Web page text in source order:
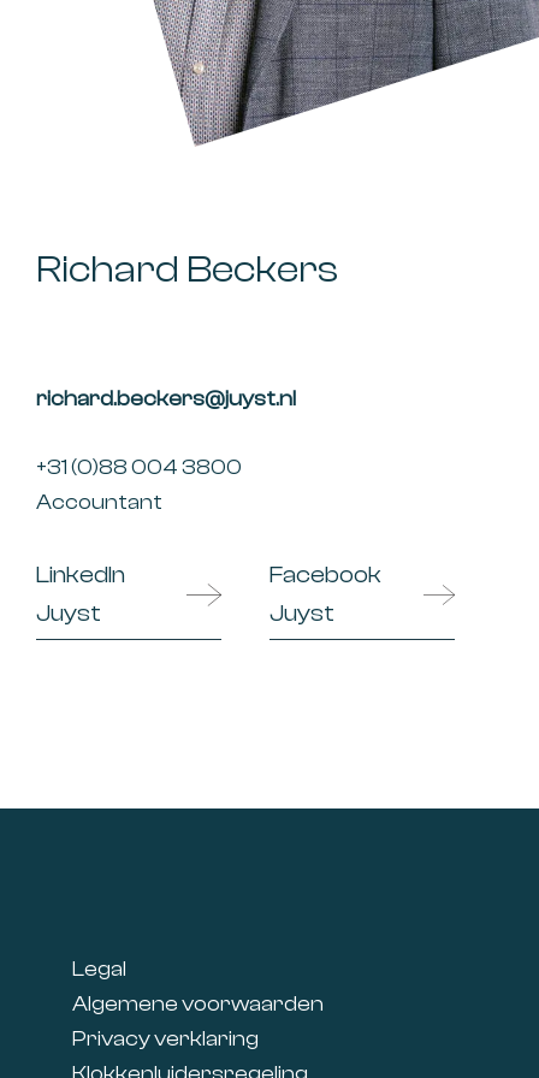
Richard Beckers
richard.beckers@juyst.nl
+31 (0)88 004 3800
Accountant
LinkedIn
Juyst
Facebook
Juyst
Legal
Algemene voorwaarden
Privacy verklaring